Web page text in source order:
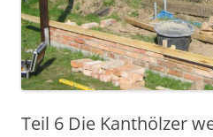
Teil 6 Die Kanthölzer